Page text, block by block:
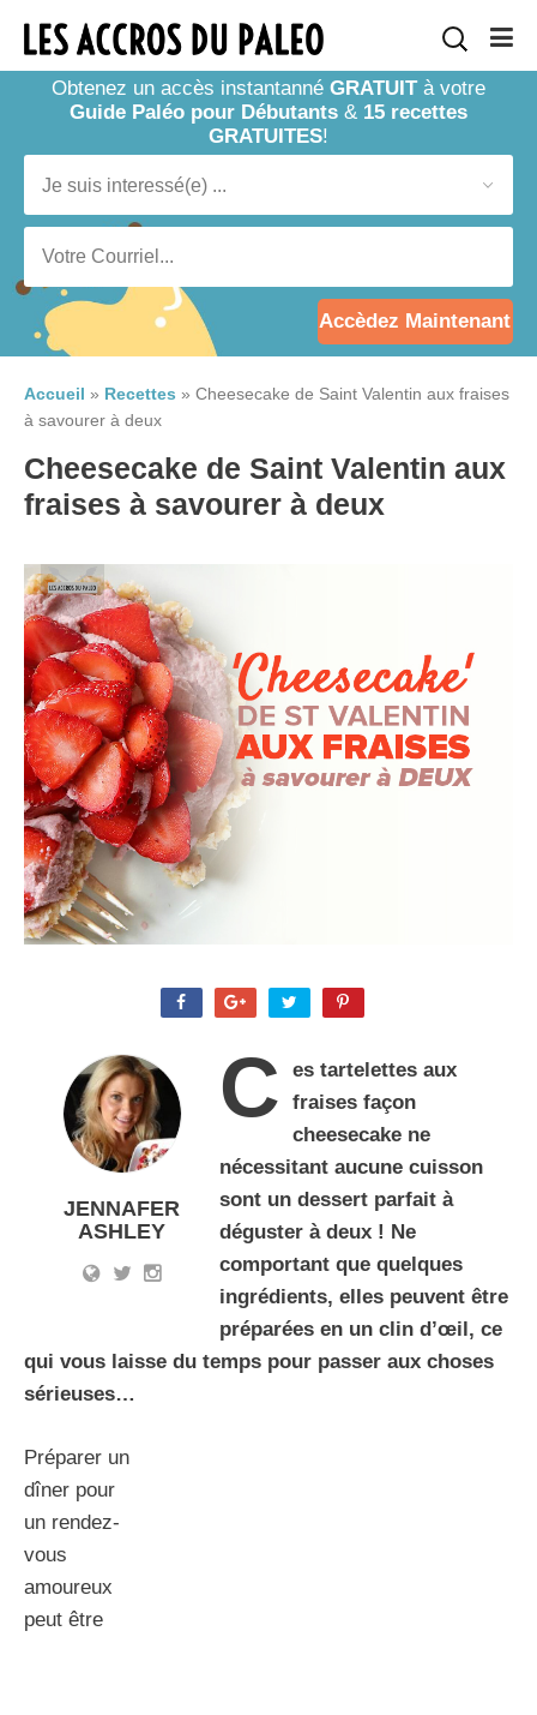
Obtenez un accès instantanné GRATUITà votre
Guide Paléo pour Débutants & 15 recettes
GRATUITES!
Accèdez Maintenant
Accueil » Recettes » Cheesecake de Saint Valentin aux fraises
à savourer à deux
Cheesecake de Saint Valentin aux
fraises à savourer à deux
JENNAFER
ASHLEY
C
es tartelettes aux
fraises façon
cheesecake ne
nécessitant aucune cuisson
sont un dessert parfait à
déguster à deux ! Ne
comportant que quelques
ingrédients, elles peuvent être
préparées en un clin d’œil, ce
qui vous laisse du temps pour passer aux choses
sérieuses…
Préparer un
dîner pour
un rendez-
vous
amoureux
peut être